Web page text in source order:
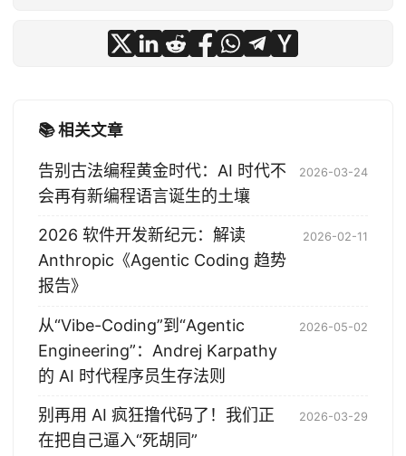
📚 相关文章
告别古法编程黄金时代：AI 时代不
会再有新编程语言诞生的土壤
2026-03-24
2026 软件开发新纪元：解读
Anthropic《Agentic Coding 趋势
报告》
2026-02-11
从“Vibe-Coding”到“Agentic
Engineering”：Andrej Karpathy
的 AI 时代程序员生存法则
2026-05-02
别再用 AI 疯狂撸代码了！我们正
在把自己逼入“死胡同”
2026-03-29